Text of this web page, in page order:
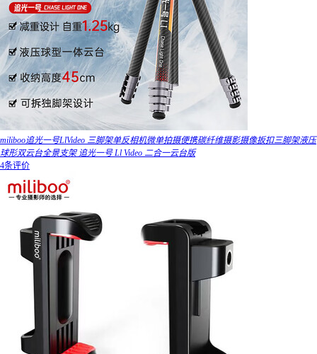
miliboo追光一号LlVideo 三脚架单反相机微单拍摄便携碳纤维摄影摄像扳扣三脚架液压
球形双云台全景支架 追光一号 Ll Video 二合一云台版
4条评价